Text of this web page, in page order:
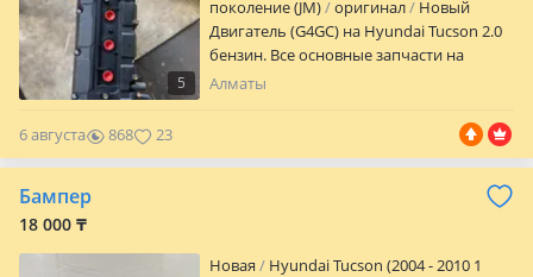
5
поколение (JM) оригинал
Новый
Двигатель (G4GC) на Hyundai Tucson 2.0
бензин. Все основные запчасти на
моторе установлены оригинальные
запускался на стенде и прошел все
эксплуатации. Гарантия на проверку
Алматы
6 августа 868 23
Бампер
18 000 ₸
Новая
Hyundai Tucson (2004 - 2010 1